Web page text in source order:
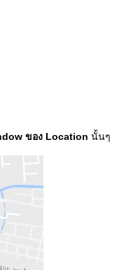
ของ Location นั้นๆ